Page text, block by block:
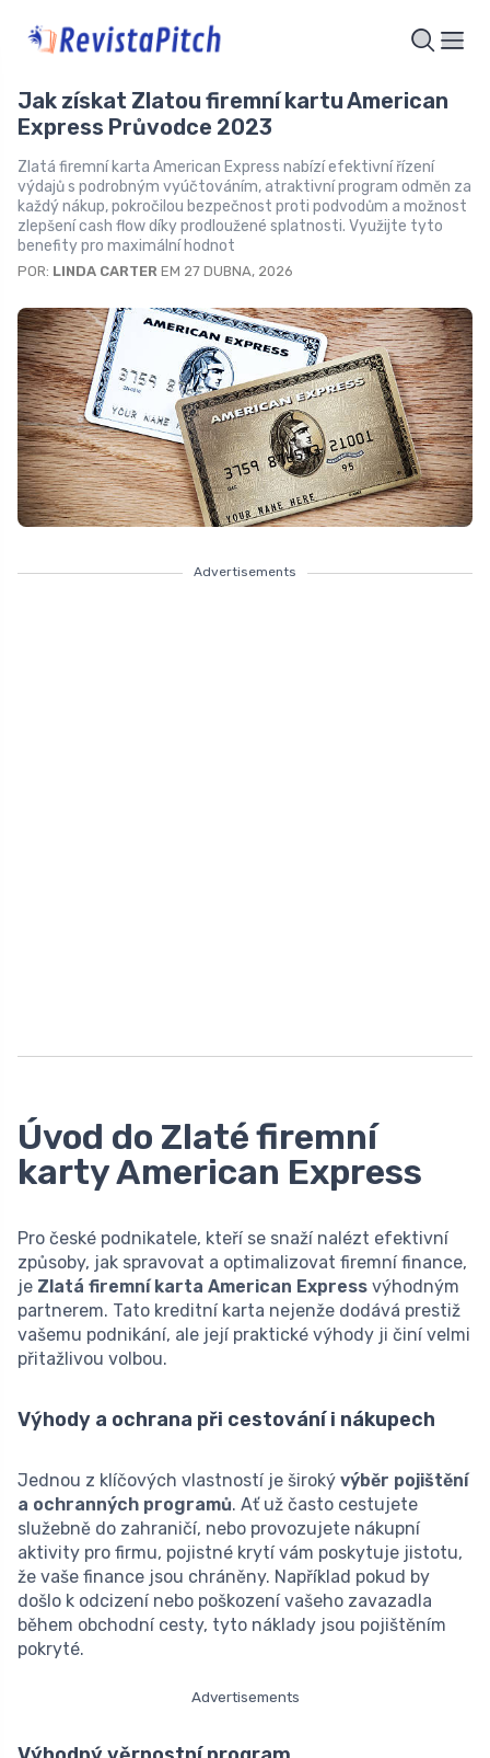
Jak získat Zlatou firemní kartu American
Express Průvodce 2023
Zlatá firemní karta American Express nabízí efektivní řízení
výdajů s podrobným vyúčtováním, atraktivní program odměn za
každý nákup, pokročilou bezpečnost proti podvodům a možnost
zlepšení cash flow díky prodloužené splatnosti. Využijte tyto
benefity pro maximální hodnot
POR: LINDA CARTER EM 27 DUBNA, 2026
Advertisements
Úvod do Zlaté firemní
karty American Express
Pro české podnikatele, kteří se snaží nalézt efektivní
způsoby, jak spravovat a optimalizovat firemní finance,
je Zlatá firemní karta American Express výhodným
partnerem. Tato kreditní karta nejenže dodává prestiž
vašemu podnikání, ale její praktické výhody ji činí velmi
přitažlivou volbou.
Výhody a ochrana při cestování i nákupech
Jednou z klíčových vlastností je široký výběr pojištění
a ochranných programů. Ať už často cestujete
služebně do zahraničí, nebo provozujete nákupní
aktivity pro firmu, pojistné krytí vám poskytuje jistotu,
že vaše finance jsou chráněny. Například pokud by
došlo k odcizení nebo poškození vašeho zavazadla
během obchodní cesty, tyto náklady jsou pojištěním
pokryté.
Advertisements